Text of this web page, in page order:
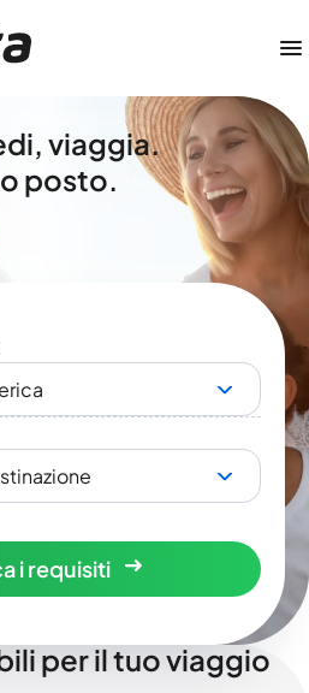
viaggia.
posto.
i requisiti
per il tuo viaggio